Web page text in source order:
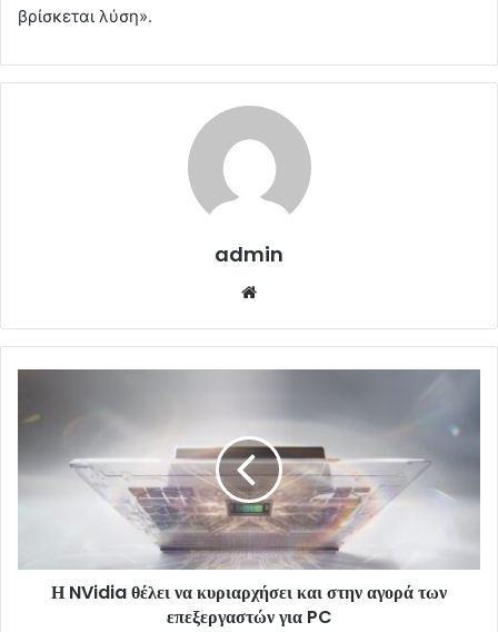
βρίσκεται λύση».
admin
Η NVidia θέλει να κυριαρχήσει και στην αγορά των
επεξεργαστών για PC